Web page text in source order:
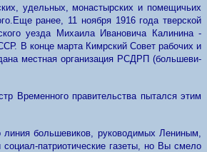
удельных, монастырских и помещичьих
Еще ранее, 11 ноября 1916 года тверской
уезда Михаила Ивановича Калинина -
В конце марта Кимрский Совет рабочих и
местная организация РСДРП (большеви­
Временного правительства пытался этим
большевиков, руководимых Лениным,
патриотические газеты, но Вы смело